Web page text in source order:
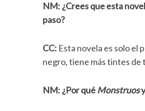
NM: ¿Crees que esta
paso?
CC: Esta novela es solo el
negro, tiene más tintes de
NM: ¿Por quéMonstruos